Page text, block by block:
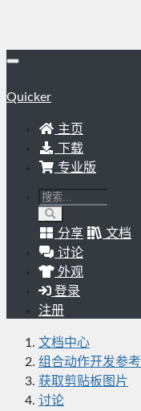
Quicker
主页
下载
专业版
分享
文档
讨论
外观
登录
注册
文档中心
组合动作开发参考
获取剪贴板图片
讨论